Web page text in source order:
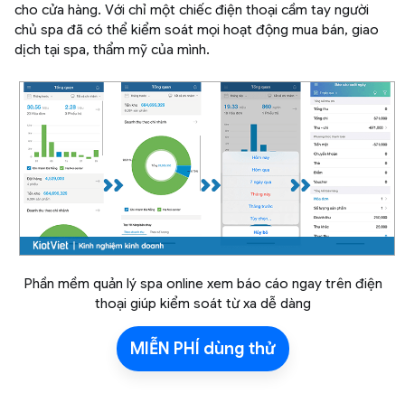
cho cửa hàng. Với chỉ một chiếc điện thoại cầm tay người
chủ spa đã có thể kiểm soát mọi hoạt động mua bán, giao
dịch tại spa, thẩm mỹ của mình.
Phần mềm quản lý spa online xem báo cáo ngay trên điện
thoại giúp kiểm soát từ xa dễ dàng
MIỄN PHÍ dùng thử